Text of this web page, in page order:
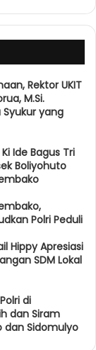
Rektor UKIT
M.Si.
yang
Ide Bagus Tri
Boliyohuto
Polri Peduli
Hippy Apresiasi
SDM Lokal
di
dan Siram
dan Sidomulyo